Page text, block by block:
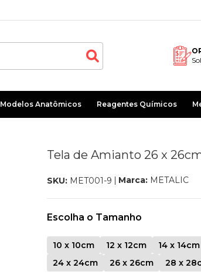
Modelos Anatômicos Reagentes Químicos
Tela de Amianto 26 x
SKU:MET001-9 Marca: METALIC
Escolha o Tamanho
10 x 10cm 12 x 12cm 14 x 14cm
24 x 24cm
26 x 26cm 28 x